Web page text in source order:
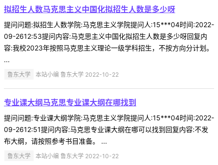
拟招生人数马克思主义中国化拟招生人数是多少呀
提问问题:拟招生人数学院:马克思主义学院提问人:15***04时间:2022-
09-2612:53提问内容:马克思主义中国化拟招生人数是多少呀回复内
容:我校2023年按照马克思主义理论一级学科招生，不按方向分计划。
...
鲁东大学 本站小编 鲁东大学 2022-10-22
专业课大纲马克思专业课大纲在哪找到
提问问题:专业课大纲学院:马克思主义学院提问人:15***04时间:2022-
09-2612:51提问内容:马克思专业课大纲在哪可以找到回复内容:不发
布大纲，请按照参考书目准备。 ...
鲁东大学 本站小编 鲁东大学 2022-10-22